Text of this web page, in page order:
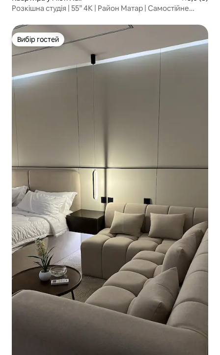
Розкішна студія | 55” 4K | Район Матар | Самостійне
Вибір гостей
Вибір гостей